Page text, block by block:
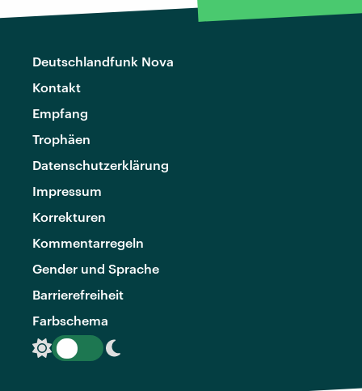
Deutschlandfunk Nova
Kontakt
Empfang
Trophäen
Datenschutzerklärung
Impressum
Korrekturen
Kommentarregeln
Gender und Sprache
Barrierefreiheit
Farbschema